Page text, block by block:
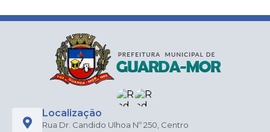
Localização
Rua Dr. Candido Ulhoa Nº 250, Centro